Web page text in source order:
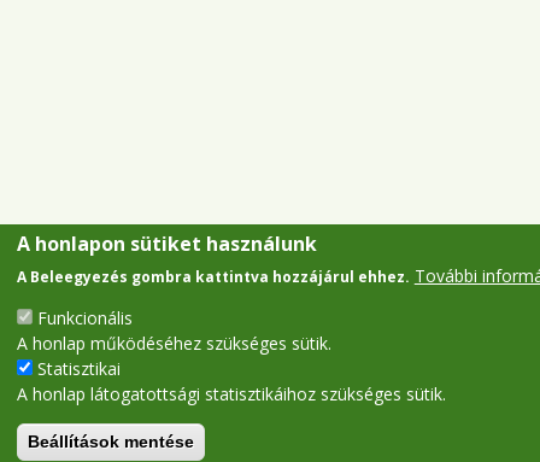
A honlapon sütiket használunk
A Beleegyezés gombra kattintva hozzájárul ehhez. További
Funkcionális
A honlap működéséhez szükséges sütik.
Statisztikai
A honlap látogatottsági statisztikáihoz szükséges sütik.
Beállítások mentése